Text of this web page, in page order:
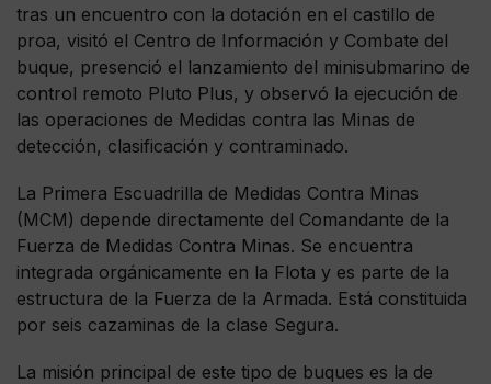
tras un encuentro con la dotación en el castillo de
proa, visitó el Centro de Información y Combate del
buque, presenció el lanzamiento del minisubmarino de
control remoto Pluto Plus, y observó la ejecución de
las operaciones de Medidas contra las Minas de
detección, clasificación y contraminado.
La Primera Escuadrilla de Medidas Contra Minas
(MCM) depende directamente del Comandante de la
Fuerza de Medidas Contra Minas. Se encuentra
integrada orgánicamente en la Flota y es parte de la
estructura de la Fuerza de la Armada. Está constituida
por seis cazaminas de la clase Segura.
La misión principal de este tipo de buques es la de